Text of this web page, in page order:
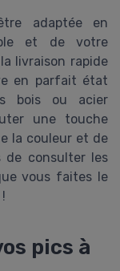
adaptée en
et de votre
livraison rapide
en parfait état
bois ou acier
une touche
la couleur et de
de consulter les
vous faites le
pics à